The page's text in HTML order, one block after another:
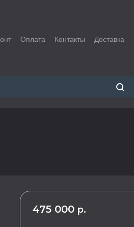
Оплата Контакты Доставка
475 000 р.